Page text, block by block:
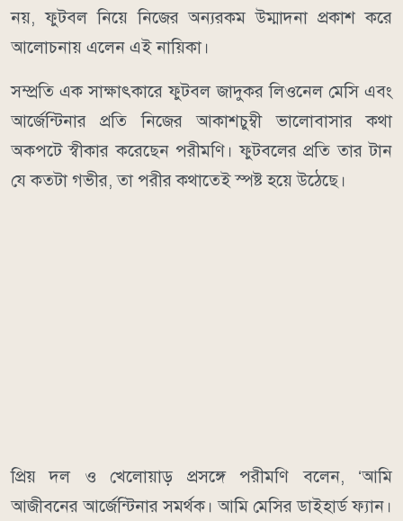
নয়, ফুটবল নিয়ে নিজের অন্যরকম উম্মাদনা প্রকাশ করে
আলোচনায় এলেন এই নায়িকা।
সম্প্রতি এক সাক্ষাৎকারে ফুটবল জাদুকর লিওনেল মেসি এবং
আর্জেন্টিনার প্রতি নিজের আকাশচুম্বী ভালোবাসার কথা
অকপটে স্বীকার করেছেন পরীমণি। ফুটবলের প্রতি তার টান
যে কতটা গভীর, তা পরীর কথাতেই স্পষ্ট হয়ে উঠেছে।
প্রিয় দল ও খেলোয়াড় প্রসঙ্গে পরীমণি বলেন, ‘আমি
আজীবনের আর্জেন্টিনার সমর্থক। আমি মেসির ডাইহার্ড ফ্যান।